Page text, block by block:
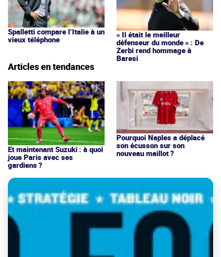
Spalletti compare l’Italie à un
vieux téléphone
« Il était le meilleur
défenseur du monde » : De
Zerbi rend hommage à
Baresi
Articles en tendances
Et maintenant Suzuki : à quoi
joue Paris avec ses
gardiens ?
Pourquoi Naples a déplacé
son écusson sur son
nouveau maillot ?